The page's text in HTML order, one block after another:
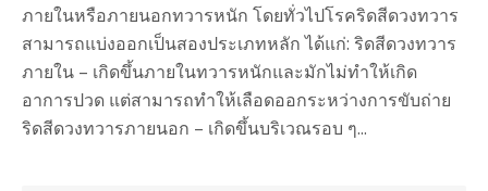
ภายในหรือภายนอกทวารหนัก โดยทั่วไปโรคริดสีดวงทวาร
สามารถแบ่งออกเป็นสองประเภทหลัก ได้แก่: ริดสีดวงทวาร
ภายใน – เกิดขึ้นภายในทวารหนักและมักไม่ทำให้เกิด
อาการปวด แต่สามารถทำให้เลือดออกระหว่างการขับถ่าย
ริดสีดวงทวารภายนอก – เกิดขึ้นบริเวณรอบ ๆ...